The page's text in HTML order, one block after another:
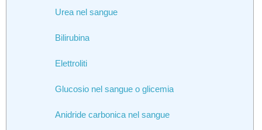
Urea nel sangue
Bilirubina
Elettroliti
Glucosio nel sangue o glicemia
Anidride carbonica nel sangue